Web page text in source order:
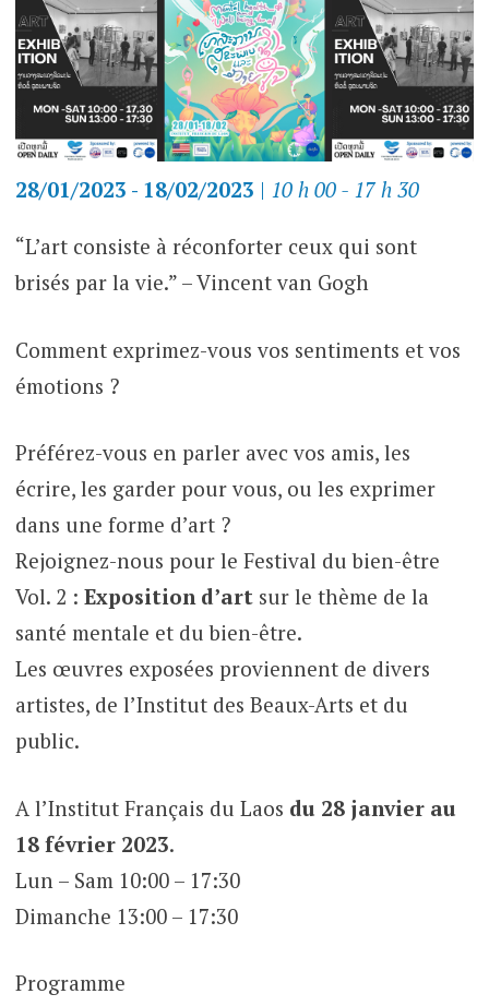
28/01/2023 - 18/02/2023 | 10 h 00 - 17 h 30
“L’art consiste à réconforter ceux qui sont
brisés par la vie.” – Vincent van Gogh
Comment exprimez-vous vos sentiments et vos
émotions ?
Préférez-vous en parler avec vos amis, les
écrire, les garder pour vous, ou les exprimer
dans une forme d’art ?
Rejoignez-nous pour le Festival du bien-être
Vol. 2 : Exposition d’artsur le thème de la
santé mentale et du bien-être.
Les œuvres exposées proviennent de divers
artistes, de l’Institut des Beaux-Arts et du
public.
A l’Institut Français du Laos du 28 janvier au
18 février 2023.
Lun – Sam 10:00 – 17:30
Dimanche 13:00 – 17:30
Programme